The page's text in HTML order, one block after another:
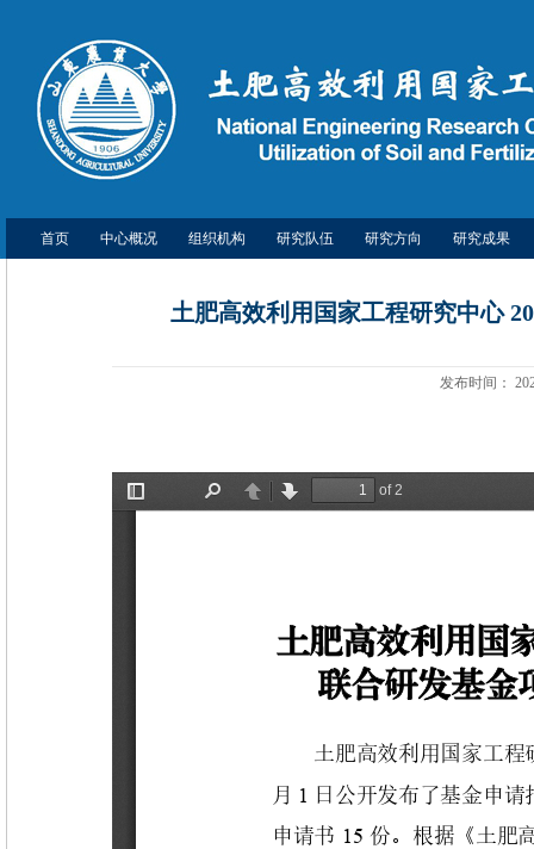
首页 中心概况 组织机构 研究队伍 研究方向 研究成果
土肥高效利用国家工程研究中心
发布时间：